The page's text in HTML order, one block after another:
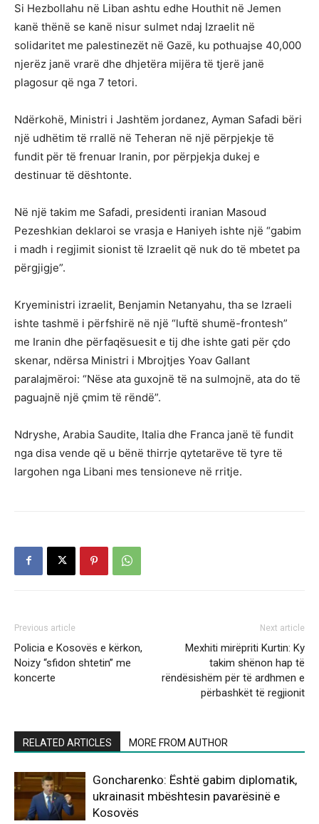
Si Hezbollahu në Liban ashtu edhe Houthit në Jemen
kanë thënë se kanë nisur sulmet ndaj Izraelit në
solidaritet me palestinezët në Gazë, ku pothuajse 40,000
njerëz janë vrarë dhe dhjetëra mijëra të tjerë janë
plagosur që nga 7 tetori.
Ndërkohë, Ministri i Jashtëm jordanez, Ayman Safadi bëri
një udhëtim të rrallë në Teheran në një përpjekje të
fundit për të frenuar Iranin, por përpjekja dukej e
destinuar të dështonte.
Në një takim me Safadi, presidenti iranian Masoud
Pezeshkian deklaroi se vrasja e Haniyeh ishte një “gabim
i madh i regjimit sionist të Izraelit që nuk do të mbetet pa
përgjigje”.
Kryeministri izraelit, Benjamin Netanyahu, tha se Izraeli
ishte tashmë i përfshirë në një “luftë shumë-frontesh”
me Iranin dhe përfaqësuesit e tij dhe ishte gati për çdo
skenar, ndërsa Ministri i Mbrojtjes Yoav Gallant
paralajmëroi: “Nëse ata guxojnë të na sulmojnë, ata do të
paguajnë një çmim të rëndë”.
Ndryshe, Arabia Saudite, Italia dhe Franca janë të fundit
nga disa vende që u bënë thirrje qytetarëve të tyre të
largohen nga Libani mes tensioneve në rritje.
Previous article
Policia e Kosovës e kërkon,
Noizy “sfidon shtetin” me
koncerte
Next article
Mexhiti mirëpriti Kurtin: Ky
takim shënon hap të
rëndësishëm për të ardhmen e
përbashkët të regjionit
RELATED ARTICLES MORE FROM AUTHOR
Goncharenko: Është gabim diplomatik,
ukrainasit mbështesin pavarësinë e
Kosovës